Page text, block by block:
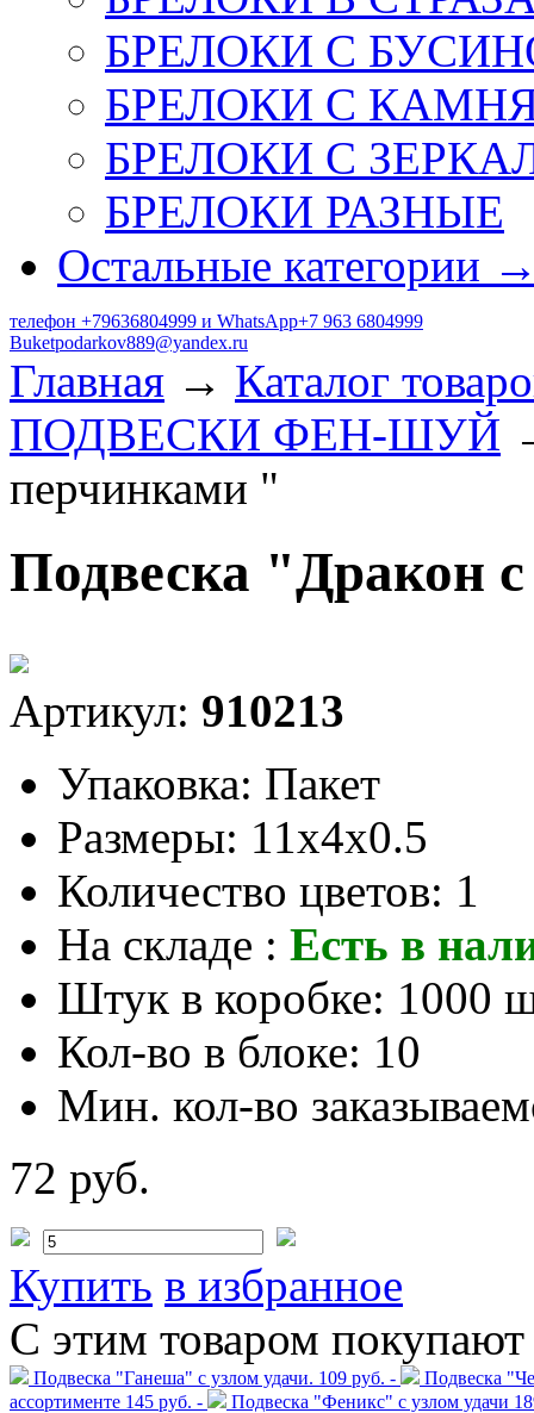
БРЕЛОКИ С
БРЕЛОКИ С
БРЕЛОКИ С
БРЕЛОКИ РАЗНЫЕ
Остальные категории
телефон +79636804999 и WhatsApp+7 963 6804999
Buketpodarkov889@yandex.ru
Главная → Каталог
ПОДВЕСКИ ФЕН-ШУЙ
перчинками "
Подвеска "Дракон
Артикул: 910213
Упаковка: Пакет
Размеры: 11x4x0.5
Количество цветов: 1
На складе : Есть в
Штук в коробке: 1000
Кол-во в блоке: 10
Мин. кол-во
72 руб.
Купить в избранное
С этим товаром покупают
Подвеска "Ганеша" с узлом удачи. 109 руб. -
Подвеска
ассортименте 145 руб. - Подвеска "Феникс" с узлом удачи